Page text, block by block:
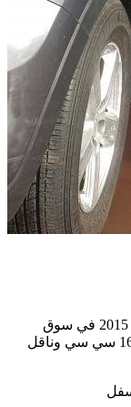
نستعرض سويا اليوم سيارة كيا سبورتاج موديل 2015 في سوق
السيارات ، السيارة من الفئة الثالثة بمحرك 1600 سي سي وناقل